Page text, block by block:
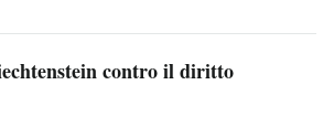
contro il diritto